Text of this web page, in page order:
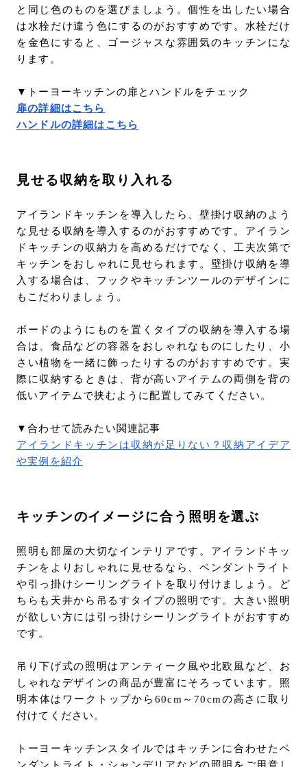
と同じ色のものを選びましょう。個性を出したい場合
は水栓だけ違う色にするのがおすすめです。水栓だけ
を金色にすると、ゴージャスな雰囲気のキッチンにな
ります。
▼トーヨーキッチンの扉とハンドルをチェック
扉の詳細はこちら
ハンドルの詳細はこちら
見せる収納を取り入れる
アイランドキッチンを導入したら、壁掛け収納のよう
な見せる収納を導入するのがおすすめです。アイラン
ドキッチンの収納力を高めるだけでなく、工夫次第で
キッチンをおしゃれに見せられます。壁掛け収納を導
入する場合は、フックやキッチンツールのデザインに
もこだわりましょう。
ボードのようにものを置くタイプの収納を導入する場
合は、食品などの容器をおしゃれなものにしたり、小
さい植物を一緒に飾ったりするのがおすすめです。実
際に収納するときは、背が高いアイテムの両側を背の
低いアイテムで挟むように配置してみてください。
▼合わせて読みたい関連記事
アイランドキッチンは収納が足りない？収納アイデア
や実例を紹介
キッチンのイメージに合う照明を選ぶ
照明も部屋の大切なインテリアです。アイランドキッ
チンをよりおしゃれに見せるなら、ペンダントライト
や引っ掛けシーリングライトを取り付けましょう。ど
ちらも天井から吊るすタイプの照明です。大きい照明
が欲しい方には引っ掛けシーリングライトがおすすめ
です。
吊り下げ式の照明はアンティーク風や北欧風など、お
しゃれなデザインの商品が豊富にそろっています。照
明本体はワークトップから60cm～70cmの高さに取り
付けてください。
トーヨーキッチンスタイルではキッチンに合わせたペ